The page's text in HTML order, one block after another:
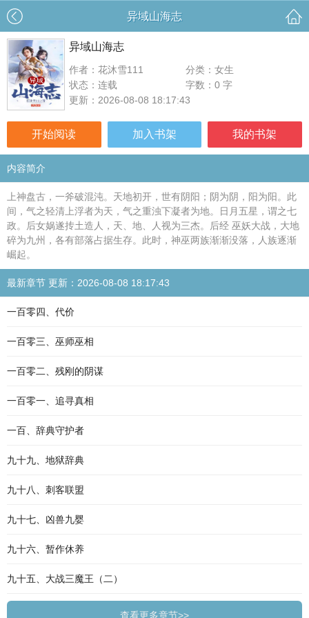
异域山海志
异域山海志
作者：花沐雪111
分类：女生
状态：连载
字数：0 字
更新：2026-08-08 18:17:43
开始阅读 加入书架 我的书架
内容简介
上神盘古，一斧破混沌。天地初开，世有阴阳；阴为阴，阳为阳。此
间，气之轻清上浮者为天，气之重浊下凝者为地。日月五星，谓之七
政。后女娲遂抟土造人，天、地、人视为三杰。后经 巫妖大战，大地
碎为九州，各有部落占据生存。此时，神巫两族渐渐没落，人族逐渐
崛起。
最新章节 更新：2026-08-08 18:17:43
一百零四、代价
一百零三、巫师巫相
一百零二、残刚的阴谋
一百零一、追寻真相
一百、辞典守护者
九十九、地狱辞典
九十八、刺客联盟
九十七、凶兽九婴
九十六、暂作休养
九十五、大战三魔王（二）
查看更多章节>>